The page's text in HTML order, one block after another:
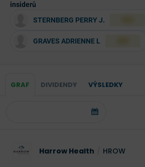
insiderů
STERNBERG PERRY J.
GRAVES ADRIENNE L
GRAF DIVIDENDY VÝSLEDKY
Harrow Health HROW